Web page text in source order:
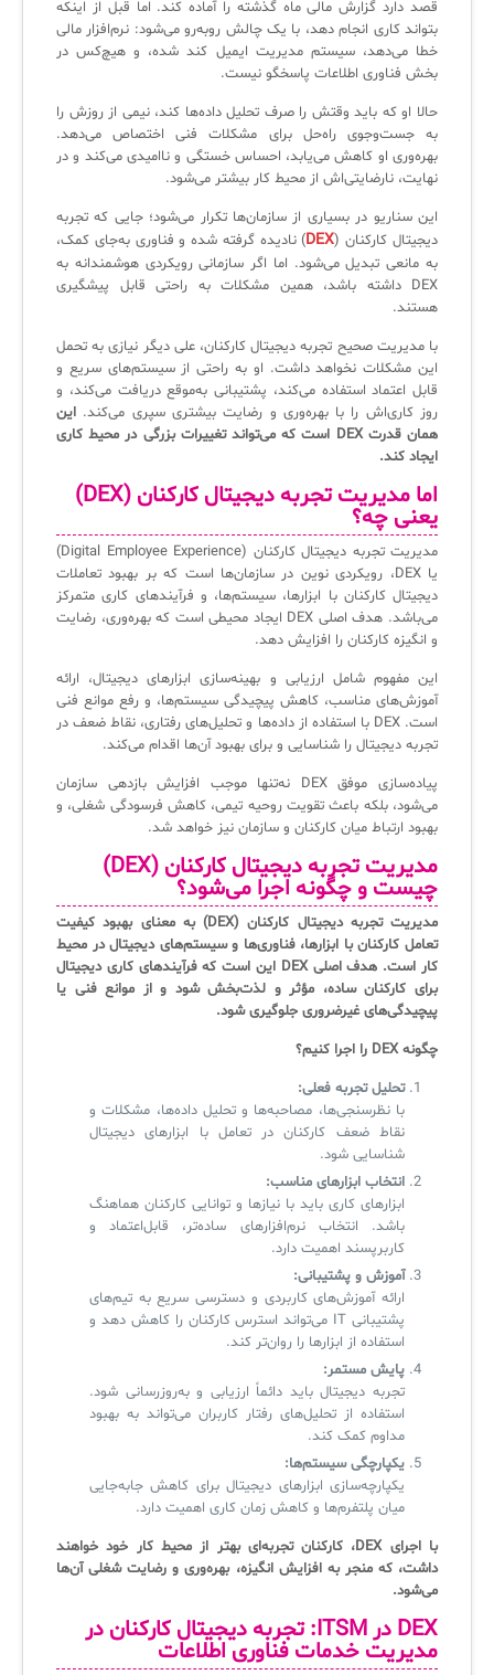
قصد دارد گزارش مالی ماه گذشته را آماده کند. اما قبل از اینکه
بتواند کاری انجام دهد، با یک چالش روبه‌رو می‌شود: نرم‌افزار مالی
خطا می‌دهد، سیستم مدیریت ایمیل کند شده، و هیچ‌کس در
بخش فناوری اطلاعات پاسخگو نیست.
حالا او که باید وقتش را صرف تحلیل داده‌ها کند، نیمی از روزش را
به جست‌وجوی راه‌حل برای مشکلات فنی اختصاص می‌دهد.
بهره‌وری او کاهش می‌یابد، احساس خستگی و ناامیدی می‌کند و در
نهایت، نارضایتی‌اش از محیط کار بیشتر می‌شود.
این سناریو در بسیاری از سازمان‌ها تکرار می‌شود؛ جایی که تجربه
دیجیتال کارکنان (DEX) نادیده گرفته شده و فناوری به‌جای کمک،
به مانعی تبدیل می‌شود. اما اگر سازمانی رویکردی هوشمندانه به
DEX داشته باشد، همین مشکلات به راحتی قابل پیشگیری
هستند.
با مدیریت صحیح تجربه دیجیتال کارکنان، علی دیگر نیازی به تحمل
این مشکلات نخواهد داشت. او به راحتی از سیستم‌های سریع و
قابل اعتماد استفاده می‌کند، پشتیبانی به‌موقع دریافت می‌کند، و
روز کاری‌اش را با بهره‌وری و رضایت بیشتری سپری می‌کند. این
همان قدرت DEX است که می‌تواند تغییرات بزرگی در محیط کاری
ایجاد کند.
اما مدیریت تجربه دیجیتال کارکنان (DEX)
یعنی چه؟
مدیریت تجربه دیجیتال کارکنان (Digital Employee Experience)
یا DEX، رویکردی نوین در سازمان‌ها است که بر بهبود تعاملات
دیجیتال کارکنان با ابزارها، سیستم‌ها، و فرآیندهای کاری متمرکز
می‌باشد. هدف اصلی DEX ایجاد محیطی است که بهره‌وری، رضایت
و انگیزه کارکنان را افزایش دهد.
این مفهوم شامل ارزیابی و بهینه‌سازی ابزارهای دیجیتال، ارائه
آموزش‌های مناسب، کاهش پیچیدگی سیستم‌ها، و رفع موانع فنی
است. DEX با استفاده از داده‌ها و تحلیل‌های رفتاری، نقاط ضعف در
تجربه دیجیتال را شناسایی و برای بهبود آن‌ها اقدام می‌کند.
پیاده‌سازی موفق DEX نه‌تنها موجب افزایش بازدهی سازمان
می‌شود، بلکه باعث تقویت روحیه تیمی، کاهش فرسودگی شغلی، و
بهبود ارتباط میان کارکنان و سازمان نیز خواهد شد.
مدیریت تجربه دیجیتال کارکنان (DEX)
چیست و چگونه اجرا می‌شود؟
مدیریت تجربه دیجیتال کارکنان (DEX) به معنای بهبود کیفیت
تعامل کارکنان با ابزارها، فناوری‌ها و سیستم‌های دیجیتال در محیط
کار است. هدف اصلی DEX این است که فرآیندهای کاری دیجیتال
برای کارکنان ساده، مؤثر و لذت‌بخش شود و از موانع فنی یا
پیچیدگی‌های غیرضروری جلوگیری شود.
چگونه DEX را اجرا کنیم؟
تحلیل تجربه فعلی:
با نظرسنجی‌ها، مصاحبه‌ها و تحلیل داده‌ها، مشکلات و
نقاط ضعف کارکنان در تعامل با ابزارهای دیجیتال
شناسایی شود.
انتخاب ابزارهای مناسب:
ابزارهای کاری باید با نیازها و توانایی کارکنان هماهنگ
باشد. انتخاب نرم‌افزارهای ساده‌تر، قابل‌اعتماد و
کاربرپسند اهمیت دارد.
آموزش و پشتیبانی:
ارائه آموزش‌های کاربردی و دسترسی سریع به تیم‌های
پشتیبانی IT می‌تواند استرس کارکنان را کاهش دهد و
استفاده از ابزارها را روان‌تر کند.
پایش مستمر:
تجربه دیجیتال باید دائماً ارزیابی و به‌روزرسانی شود.
استفاده از تحلیل‌های رفتار کاربران می‌تواند به بهبود
مداوم کمک کند.
یکپارچگی سیستم‌ها:
یکپارچه‌سازی ابزارهای دیجیتال برای کاهش جابه‌جایی
میان پلتفرم‌ها و کاهش زمان کاری اهمیت دارد.
با اجرای DEX، کارکنان تجربه‌ای بهتر از محیط کار خود خواهند
داشت، که منجر به افزایش انگیزه، بهره‌وری و رضایت شغلی آن‌ها
می‌شود.
DEX در ITSM: تجربه دیجیتال کارکنان در
مدیریت خدمات فناوری اطلاعات
کازیو
✦
مدیریت خدمات سازمانی
اندپوینت سنترال [سامانه مدیریت نقاط پایانی]
AD360
◆
Log360 ابزار SIEM
برنامه‌ساز هوشمند App Creator
سامانه مدیریت امنیت اطلاعات
✧
سلف سرویس کاربران
سامانه مدیریت دارایی‌ها [Asset Explorer]
سامانه مدیریت پشتیبانی مشتریان
◉
ManageEngine Malware Protection Plus
سامانه مدیریت دسترسی ممتاز
سامانه مدیریت و مانیتورینگ شبکه
سامانه آزمون آنلاین
راهکارهای مدیریتی فناوری اطلاعات برای مراکز آموزشی و دانشگاه‌ها
✦
مدیریت خدمات منابع انسانی
مجموعه راهکارهای آیناک
لیست کامل 34 تمرین ITIL4
✦
آموزش سیستم مدیریت خدمات فناوری اطلاعات
آموزش‌ ویدیویی مفاهیم سرویس دسک
ITIL & SDP
◆
آموزش فارسی ITIL4
چارچوب ITIL برای همه
آرشیو دانلودهای مدانت
ثبت‌نام در دوره‌های آموزشی تخصصی
لیست دوره‌ها
مقالات آموزشی